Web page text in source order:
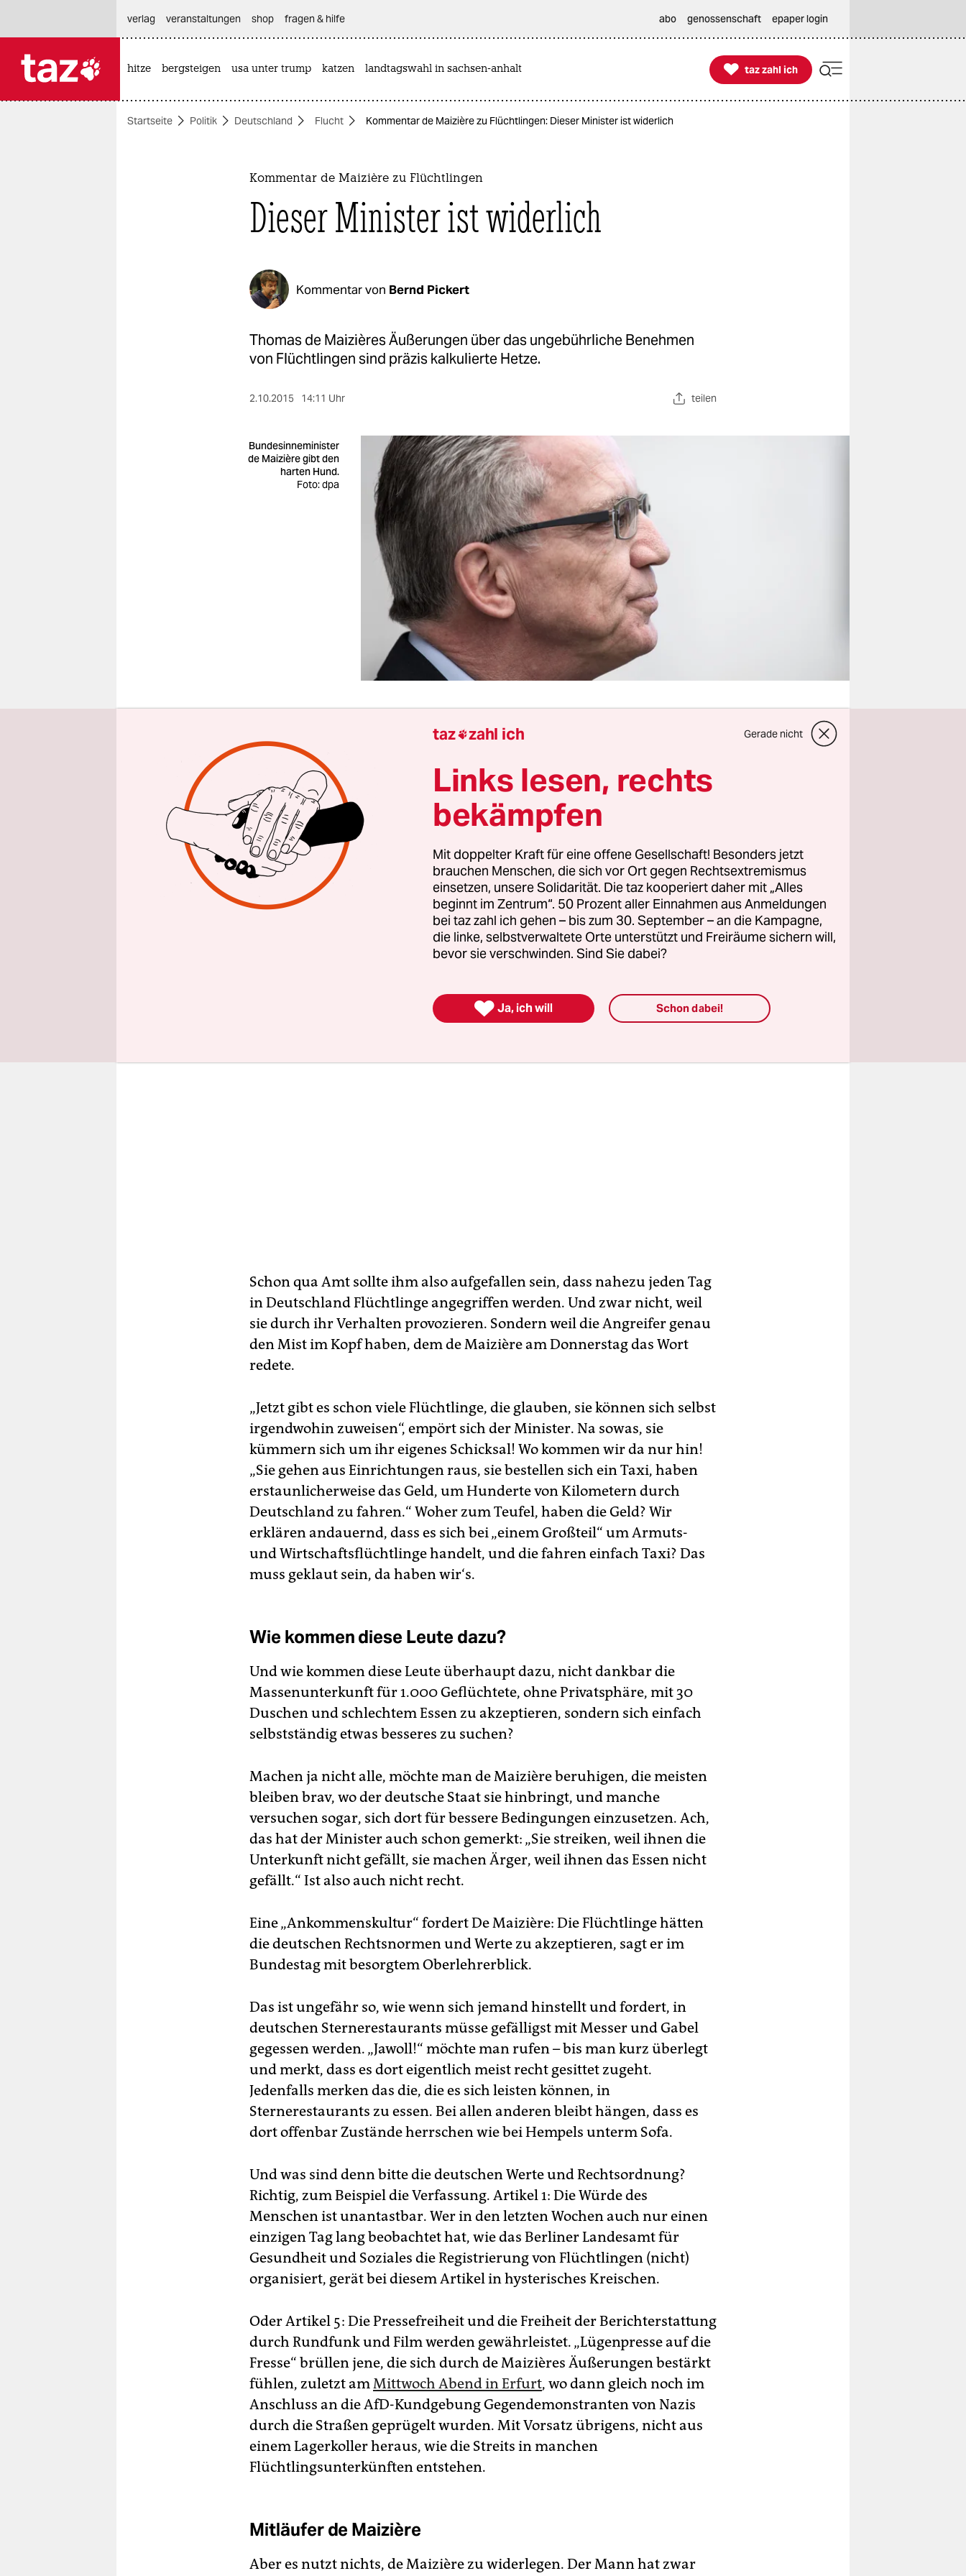
themen
verlag
veranstaltungen shop fragen & hilfe abo genossenschaft epaper login
hitze bergsteigen usa unter trump katzen landtagswahl in sachsen-anhalt 
taz zahl ich
taz zahl ich
Startseite Politik Deutschland Flucht Kommentar de Maizière zu Flüchtlingen: Dieser Minister ist widerlich
Kommentar de Maizière zu Flüchtlingen
Dieser Minister ist widerlich
Kommentar von Bernd Pickert
Thomas de Maizières Äußerungen über das ungebührliche Benehmen
von Flüchtlingen sind präzis kalkulierte Hetze.
2.10.2015 14:11 Uhr teilen
Bundesinneminister
de Maizière gibt den
harten Hund.
Foto: dpa
K lären wir erst einmal das Wesentliche: Was Thomas de Maizière
amDonnerstag zum Thema „Dankbarkeit“ und Benehmen
geflüchteter Menschen von sich gegeben hat, ist widerlich,
niederträchtig, verlogen, arrogant, menschenfeindlich,
ressentimentgeladen und so dumm, dass man sich damit eigentlich
nicht weiter beschäftigen möchte.
Geht aber nicht. Denn de Maizière ist ja nicht irgendein Pegida-
Vollpfosten oder anonymer PI-News-Kommentator. Er ist noch nicht
einmal CSU-Chef. Wie auch immer es dazu kommen konnte, der Mann
ist amtierender Bundesinnenminister, zuständig für die Sicherheit
Schon qua Amt sollte ihm also aufgefallen sein, dass nahezu jeden Tag
in Deutschland Flüchtlinge angegriffen werden. Und zwar nicht, weil
sie durch ihr Verhalten provozieren. Sondern weil die Angreifer genau
den Mist im Kopf haben, dem de Maizière am Donnerstag das Wort
redete.
„Jetzt gibt es schon viele Flüchtlinge, die glauben, sie können sich selbst
irgendwohin zuweisen“, empört sich der Minister. Na sowas, sie
kümmern sich um ihr eigenes Schicksal! Wo kommen wir da nur hin!
„Sie gehen aus Einrichtungen raus, sie bestellen sich ein Taxi, haben
erstaunlicherweise das Geld, um Hunderte von Kilometern durch
Deutschland zu fahren.“ Woher zum Teufel, haben die Geld? Wir
erklären andauernd, dass es sich bei „einem Großteil“ um Armuts-
und Wirtschaftsflüchtlinge handelt, und die fahren einfach Taxi? Das
muss geklaut sein, da haben wir‘s.
Wie kommen diese Leute dazu?
Und wie kommen diese Leute überhaupt dazu, nicht dankbar die
Massenunterkunft für 1.000 Geflüchtete, ohne Privatsphäre, mit 30
Duschen und schlechtem Essen zu akzeptieren, sondern sich einfach
selbstständig etwas besseres zu suchen?
Machen ja nicht alle, möchte man de Maizière beruhigen, die meisten
bleiben brav, wo der deutsche Staat sie hinbringt, und manche
versuchen sogar, sich dort für bessere Bedingungen einzusetzen. Ach,
das hat der Minister auch schon gemerkt: „Sie streiken, weil ihnen die
Unterkunft nicht gefällt, sie machen Ärger, weil ihnen das Essen nicht
gefällt.“ Ist also auch nicht recht.
Eine „Ankommenskultur“ fordert De Maizière: Die Flüchtlinge hätten
die deutschen Rechtsnormen und Werte zu akzeptieren, sagt er im
Bundestag mit besorgtem Oberlehrerblick.
Das ist ungefähr so, wie wenn sich jemand hinstellt und fordert, in
deutschen Sternerestaurants müsse gefälligst mit Messer und Gabel
gegessen werden. „Jawoll!“ möchte man rufen – bis man kurz überlegt
und merkt, dass es dort eigentlich meist recht gesittet zugeht.
Jedenfalls merken das die, die es sich leisten können, in
Sternerestaurants zu essen. Bei allen anderen bleibt hängen, dass es
dort offenbar Zustände herrschen wie bei Hempels unterm Sofa.
Und was sind denn bitte die deutschen Werte und Rechtsordnung?
Richtig, zum Beispiel die Verfassung. Artikel 1: Die Würde des
Menschen ist unantastbar. Wer in den letzten Wochen auch nur einen
einzigen Tag lang beobachtet hat, wie das Berliner Landesamt für
Gesundheit und Soziales die Registrierung von Flüchtlingen (nicht)
organisiert, gerät bei diesem Artikel in hysterisches Kreischen.
Oder Artikel 5: Die Pressefreiheit und die Freiheit der Berichterstattung
durch Rundfunk und Film werden gewährleistet. „Lügenpresse auf die
Fresse“ brüllen jene, die sich durch de Maizières Äußerungen bestärkt
fühlen, zuletzt am Mittwoch Abend in Erfurt, wo dann gleich noch im
Anschluss an die AfD-Kundgebung Gegendemonstranten von Nazis
durch die Straßen geprügelt wurden. Mit Vorsatz übrigens, nicht aus
einem Lagerkoller heraus, wie die Streits in manchen
Flüchtlingsunterkünften entstehen.
Mitläufer de Maizière
Aber es nutzt nichts, de Maizière zu widerlegen. Der Mann hat zwar
taz zahl ich Gerade nicht
Links lesen, rechts
bekämpfen
Mit doppelter Kraft für eine offene Gesellschaft! Besonders jetzt
brauchen Menschen, die sich vor Ort gegen Rechtsextremismus
einsetzen, unsere Solidarität. Die taz kooperiert daher mit „Alles
beginnt im Zentrum“. 50 Prozent aller Einnahmen aus Anmeldungen
bei taz zahl ich gehen – bis zum 30. September – an die Kampagne,
die linke, selbstverwaltete Orte unterstützt und Freiräume sichern will,
bevor sie verschwinden. Sind Sie dabei?
 Ja, ich will Schon dabei!